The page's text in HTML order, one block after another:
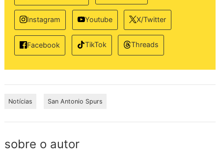
Instagram Youtube X/Twitter
Facebook TikTok Threads
Notícias San Antonio Spurs
sobre o autor